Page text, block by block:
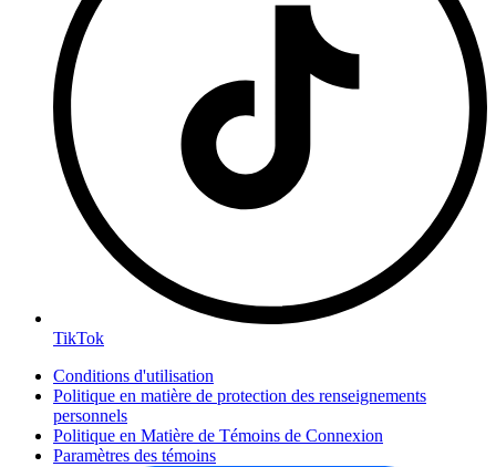
TikTok
Conditions d'utilisation
Politique en matière de protection des renseignements
personnels
Politique en Matière de Témoins de Connexion
Paramètres des témoins